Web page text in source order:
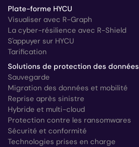
Plate-forme HYCU
Visualiser avec R-Graph
La cyber-résilience avec R-Shield
S'appuyer sur HYCU
Tarification
Solutions de protection des données
Sauvegarde
Migration des données et mobilité
Reprise après sinistre
Hybride et multi-cloud
Protection contre les ransomwares
Sécurité et conformité
Technologies prises en charge